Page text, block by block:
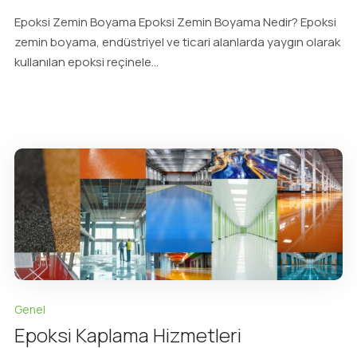
Epoksi Zemin Boyama Epoksi Zemin Boyama Nedir? Epoksi
zemin boyama, endüstriyel ve ticari alanlarda yaygın olarak
kullanılan epoksi reçinele...
Genel
Epoksi Kaplama Hizmetleri